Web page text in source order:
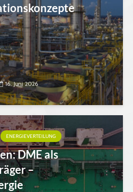
16. Juni 2026
ENERGIEVERTEILUNG
DME als
–